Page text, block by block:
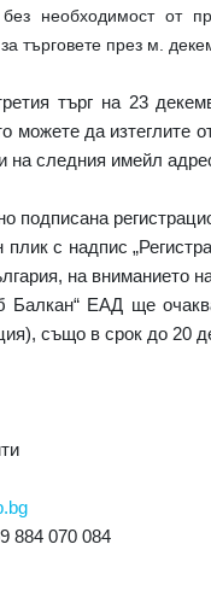
необходимост от
търговете през м.
търг на 23
можете да изтеглите
на следния имейл
подписана
с надпис
, на вниманието
Балкан“ ЕАД ще
също в срок до 20
884 070 084